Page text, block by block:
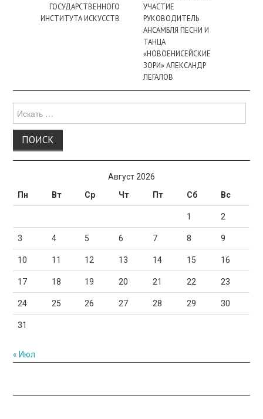
ГОСУДАРСТВЕННОГО
ИНСТИТУТА ИСКУССТВ
УЧАСТИЕ
РУКОВОДИТЕЛЬ
АНСАМБЛЯ ПЕСНИ И
ТАНЦА
«НОВОЕНИСЕЙСКИЕ
ЗОРИ» АЛЕКСАНДР
ЛЕГАЛОВ
для:
Август 2026
Пн
Вт Ср Чт Пт Сб Вс
1 2
3 4 5 6 7 8 9
10 11 12 13 14 15 16
17 18 19 20 21 22 23
24 25 26 27 28 29 30
31
« Июл